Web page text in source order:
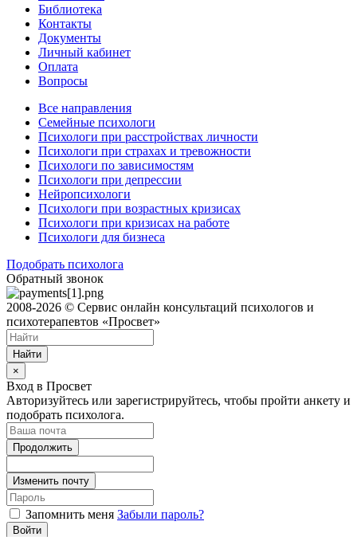
Библиотека
Контакты
Документы
Личный кабинет
Оплата
Вопросы
Все направления
Семейные психологи
Психологи при расстройствах личности
Психологи при страхах и тревожности
Психологи по зависимостям
Психологи при депрессии
Нейропсихологи
Психологи при возрастных кризисах
Психологи при кризисах на работе
Психологи для бизнеса
Подобрать психолога
Обратный звонок
2008-2026 © Сервис онлайн консультаций психологов и
психотерапевтов «Просвет»
Найти
×
Вход в Просвет
Авторизуйтесь или зарегистрируйтесь, чтобы пройти анкету и
подобрать психолога.
Продолжить
Изменить почту
Запомнить меня Забыли пароль?
Войти